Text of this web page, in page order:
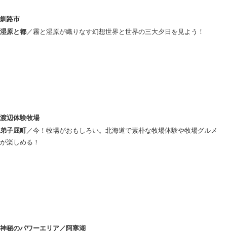
釧路市
湿原と都／霧と湿原が織りなす幻想世界と世界の三大夕日を見よう！
渡辺体験牧場
弟子屈町／今！牧場がおもしろい。北海道で素朴な牧場体験や牧場グルメ
が楽しめる！
神秘のパワーエリア／阿寒湖